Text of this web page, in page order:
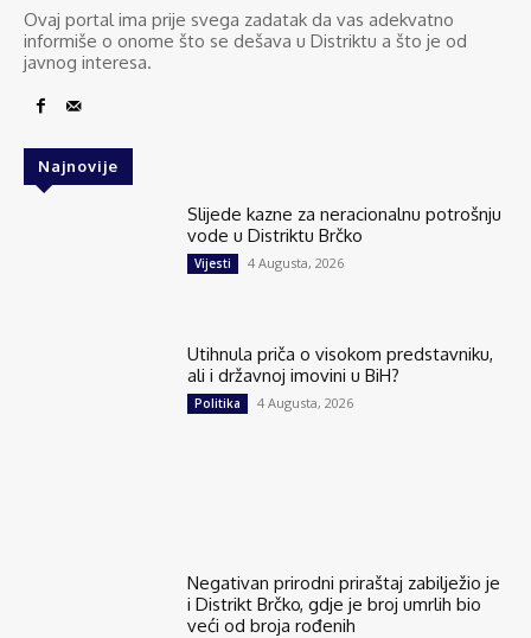
Ovaj portal ima prije svega zadatak da vas adekvatno
informiše o onome što se dešava u Distriktu a što je od
javnog interesa.
Najnovije
Slijede kazne za neracionalnu potrošnju
vode u Distriktu Brčko
Vijesti 4 Augusta, 2026
Utihnula priča o visokom predstavniku,
ali i državnoj imovini u BiH?
Politika 4 Augusta, 2026
Negativan prirodni priraštaj zabilježio je
i Distrikt Brčko, gdje je broj umrlih bio
veći od broja rođenih